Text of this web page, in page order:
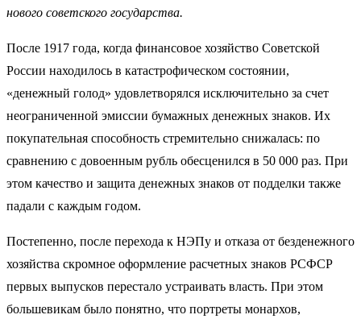
нового советского государства.
После 1917 года, когда финансовое хозяйство Советской
России находилось в катастрофическом состоянии,
«денежный голод» удовлетворялся исключительно за счет
неограниченной эмиссии бумажных денежных знаков. Их
покупательная способность стремительно снижалась: по
сравнению с довоенным рубль обесценился в 50 000 раз. При
этом качество и защита денежных знаков от подделки также
падали с каждым годом.
Постепенно, после перехода к НЭПу и отказа от безденежного
хозяйства скромное оформление расчетных знаков РСФСР
первых выпусков перестало устраивать власть. При этом
большевикам было понятно, что портреты монархов,